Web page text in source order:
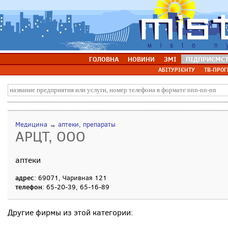
ГОЛОВНА НОВИНИ ЗМІ
АБІТУРІЄНТУ ТВ-
Медицина → аптеки, препараты
АРЦТ, ООО
аптеки
адрес: 69071, Чаривная 121
телефон: 65-20-39, 65-16-89
Другие фирмы из этой категории: